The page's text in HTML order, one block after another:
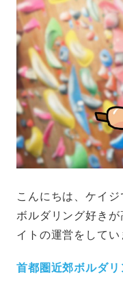
こんにちは、ケイジ
ボルダリング好き
イトの運営をしてい
首都圏近郊ボルダ